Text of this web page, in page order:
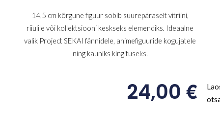
14,5 cm kõrgune figuur sobib suurepäraselt vitriini,
riiulile või kollektsiooni keskseks elemendiks. Ideaalne
valik Project SEKAI fännidele, animefiguuride kogujatele
ning kauniks kingituseks.
24,00€